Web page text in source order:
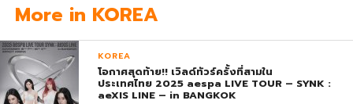
More in KOREA
KOREA
โอกาศสุดท้าย!! เวิลด์ทัวร์ครั้งที่สามใน
ประเทศไทย 2025 aespa LIVE TOUR – SYNK :
aeXIS LINE – in BANGKOK